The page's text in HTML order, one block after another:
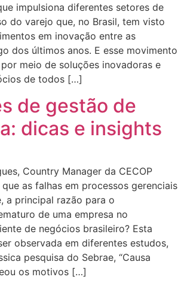
impulsiona diferentes setores de
do varejo que, no Brasil, tem visto
em inovação entre as
dos últimos anos. E esse movimento
meio de soluções inovadoras e
de todos […]
de gestão de
dicas e insights
Country Manager da CECOP
as falhas em processos gerenciais
a principal razão para o
de uma empresa no
de negócios brasileiro? Esta
observada em diferentes estudos,
pesquisa do Sebrae, “Causa
os motivos […]